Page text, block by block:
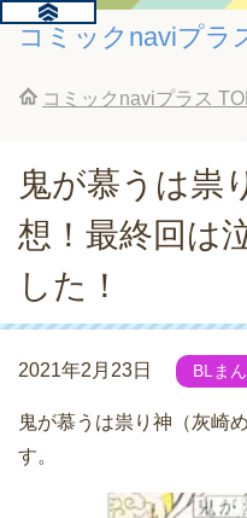
コミックnaviプラ
コミックnaviプラス
鬼が慕うは祟
想！最終回は
した！
2021年2月23日 BLま
鬼が慕うは祟り神（灰崎
す。